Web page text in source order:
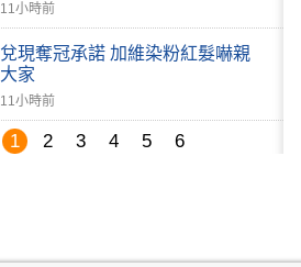
11小時前
兌現奪冠承諾 加維染粉紅髮嚇親
大家
11小時前
1 2 3 4 5 6